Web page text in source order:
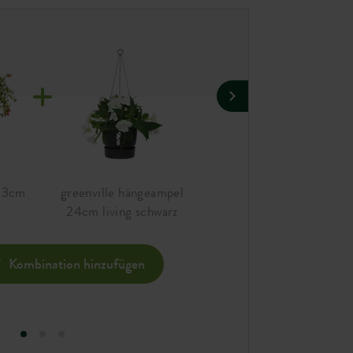
greenville hängeampel
24cm living schwarz
Kombination hinzufügen